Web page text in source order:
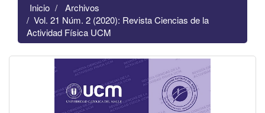
Inicio
Archivos
Vol. 21 Núm. 2 (2020): Revista Ciencias de la
Actividad Física UCM